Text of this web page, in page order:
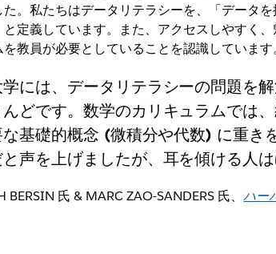
た。私たちはデータリテラシーを、「データ
と定義しています。また、アクセスしやすく
を教員が必要としていることを認識しています
には、データリテラシーの問題を
んどです。数学のカリキュラムでは
な基礎的概念 (微積分や代数) に重き
声を上げましたが、耳を傾ける人
BERSIN 氏 & MARC ZAO-SANDERS 氏、ハー